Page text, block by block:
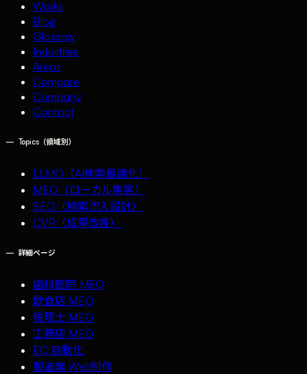
Works
Blog
Glossary
Industries
Areas
Compare
Company
Contact
— Topics（領域別）
LLMO（AI検索最適化）
MEO（ローカル集客）
SEO（検索流入設計）
CVR（成果改善）
— 詳細ページ
歯科医院 MEO
飲食店 MEO
税理士 MEO
工務店 MEO
EC 自動化
製造業 Web制作